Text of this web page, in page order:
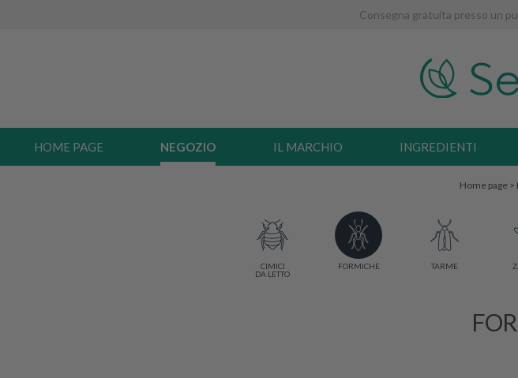
Consegna gratuita presso un
HOME PAGE NEGOZIO IL MARCHIO INGREDIENTI
Home page>
CIMICI
DA LETTO
FORMICHE TARME